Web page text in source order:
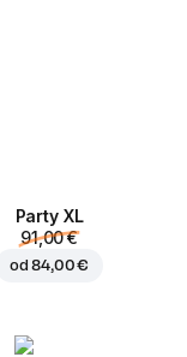
Party XL
91,00 €
od84,00 €